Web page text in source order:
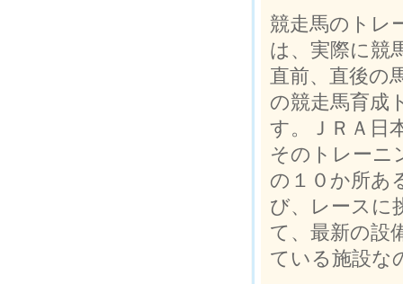
競走馬のトレ
は、実際に競
直前、直後の
の競走馬育成
す。ＪＲＡ日
そのトレーニ
の１０か所あ
び、レースに
て、最新の設
ている施設な